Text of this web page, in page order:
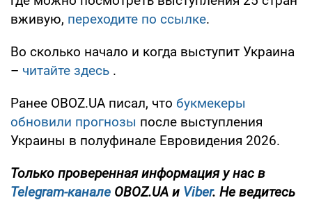
вживую, переходите по ссылке.
Во сколько начало и когда выступит Украина
– читайте здесь .
Ранее OBOZ.UA писал, что букмекеры
обновили прогнозы после выступления
Украины в полуфинале Евровидения 2026.
Только проверенная информация у нас в
Telegram-канале OBOZ.UA и Viber. Не ведитесь